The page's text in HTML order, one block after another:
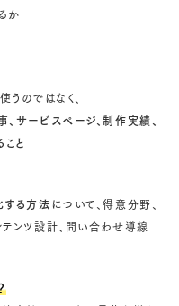
か
のではなく、
サービスページ、制作実績、
こと
る方法 について、得意分野、
テンツ設計、問い合わせ導線